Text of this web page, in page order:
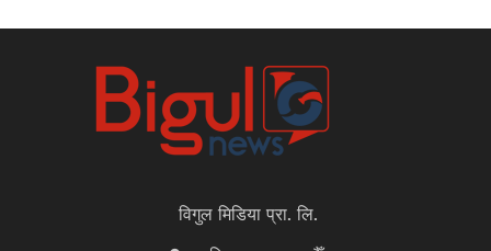
विगुल मिडिया प्रा. लि.